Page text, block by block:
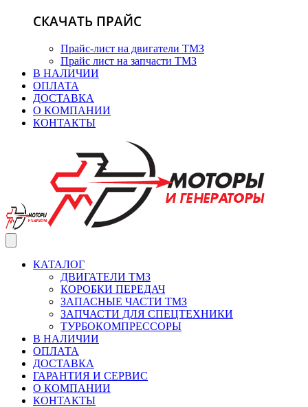
СКАЧАТЬ ПРАЙС
Прайс-лист на двигатели ТМЗ
Прайс лист на запчасти ТМЗ
В НАЛИЧИИ
ОПЛАТА
ДОСТАВКА
О КОМПАНИИ
КОНТАКТЫ
КАТАЛОГ
ДВИГАТЕЛИ ТМЗ
КОРОБКИ ПЕРЕДАЧ
ЗАПАСНЫЕ ЧАСТИ ТМЗ
ЗАПЧАСТИ ДЛЯ СПЕЦТЕХНИКИ
ТУРБОКОМПРЕССОРЫ
В НАЛИЧИИ
ОПЛАТА
ДОСТАВКА
ГАРАНТИЯ И СЕРВИС
О КОМПАНИИ
КОНТАКТЫ